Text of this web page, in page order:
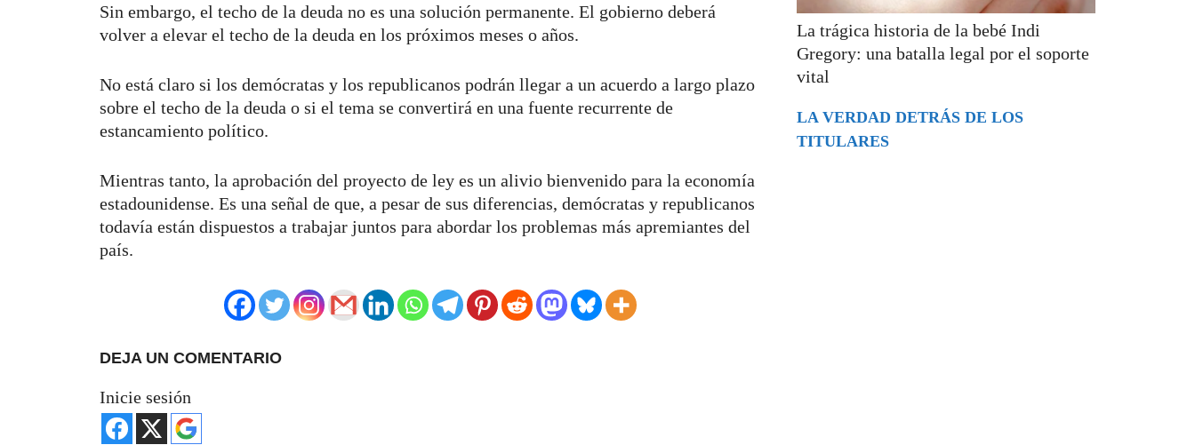
Sin embargo, el techo de la deuda no es una solución permanente. El gobierno deberá
volver a elevar el techo de la deuda en los próximos meses o años.
No está claro si los demócratas y los republicanos podrán llegar a un acuerdo a largo plazo
sobre el techo de la deuda o si el tema se convertirá en una fuente recurrente de
estancamiento político.
Mientras tanto, la aprobación del proyecto de ley es un alivio bienvenido para la economía
estadounidense. Es una señal de que, a pesar de sus diferencias, demócratas y republicanos
todavía están dispuestos a trabajar juntos para abordar los problemas más apremiantes del
país.
DEJA UN COMENTARIO
Inicie sesión
La trágica historia de la bebé Indi
Gregory: una batalla legal por el soporte
vital
LA VERDAD DETRÁS DE LOS
TITULARES